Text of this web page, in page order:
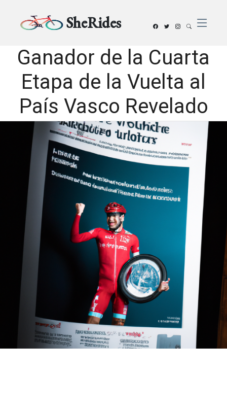
SheRides
Ganador de la Cuarta
Etapa de la Vuelta al
País Vasco Revelado